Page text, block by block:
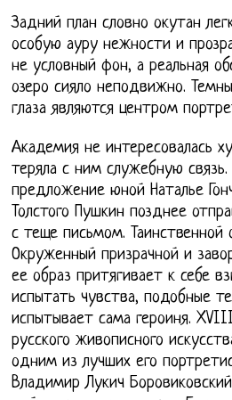
Задний план словно окутан
особую ауру нежности и
не условный фон, а реальная
озеро сияло неподвижно.
глаза являются центром
Академия не интересовалась
теряла с ним служебную
предложение юной Наталье
Толстого Пушкин позднее
с теще письмом. Таинственной
Окруженный призрачной и
ее образ притягивает к себе
испытать чувства, подобные
испытывает сама героиня.
русского живописного
одним из лучших его
Владимир Лукич